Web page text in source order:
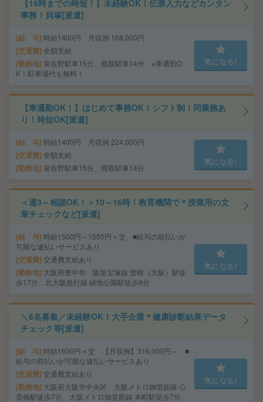
【16時までの時短！】未経験OK！伝票入力などカンタン
事務！貝塚[派遣]
給 与 時給1400円 月収例 168,000円
交通費 全額支給
勤務地 泉佐野駅車15分、熊取駅車14分 ※車通勤O
K！駐車場代も無料！
気になる!
【車通勤OK！】はじめて事務OK！シフト制！同業務あ
り！時短OK[派遣]
給 与 時給1400円 月収例 224,000円
交通費 全額支給
勤務地 泉佐野駅車15分、熊取駅車14分
気になる!
＜週3～相談OK！＞10～16時！教育機関で＊授業用の文
章チェックなど[派遣]
給 与 時給1500円～1550円＋交 ■給与の前払いが
可能な速払いサービスあり
交通費 交通費支給あり
勤務地 大阪府豊中市 阪急宝塚線 曽根（大阪）駅徒
歩17分、北大阪急行線 緑地公園駅徒歩9分
気になる!
＼8名募集／未経験OK！大手企業＊健康診断結果データ
チェック等[派遣]
給 与 時給1600円＋交 【月収例】316,000円～ ■
給与の前払いが可能な速払いサービスあり
交通費 交通費支給あり
勤務地 大阪府大阪市中央区 大阪メトロ御堂筋線 心
斎橋駅徒歩7分、大阪メトロ御堂筋線 本町駅徒歩7分
気になる!